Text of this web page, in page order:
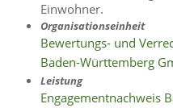
Einwohner.
Organisationseinheit
Bewertungs- und
Baden-Württemberg
Leistung
Engagementnachweis